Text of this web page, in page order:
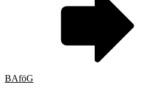
BAföG